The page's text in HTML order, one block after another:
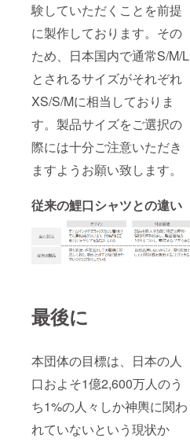
験していただくことを前提
に製作しております。その
ため、日本国内で通常S/M/L
とされるサイズがそれぞれ
XS/S/Mに相当しておりま
す。製品サイズをご選択の
際には十分ご注意いただき
ますようお願い致します。
従来の鯉口シャツとの違い
最後に
本団体の目標は、日本の人
口およそ1億2,600万人のう
ち1%の人々しか神輿に関わ
れていないという現状か